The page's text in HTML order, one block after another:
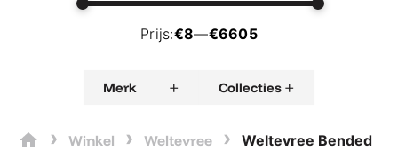
Prijs:€8—€6605
Merk + Collecties +
› Winkel › Weltevree › Weltevree Bended